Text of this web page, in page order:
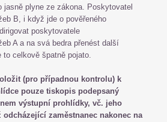
jasně plyne ze zákona. Poskytovatel
B, i když jde o pověřeného
poskytovatele
A a na svá bedra přenést další
to celkově špatně pojato.
(pro případnou kontrolu) k
pouze tiskopis podepsaný
výstupní prohlídky, vč. jeho
zaměstnanec nakonec na